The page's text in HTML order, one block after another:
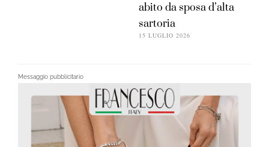
abito da sposa d’alta
sartoria
15 LUGLIO 2026
Messaggio pubblicitario